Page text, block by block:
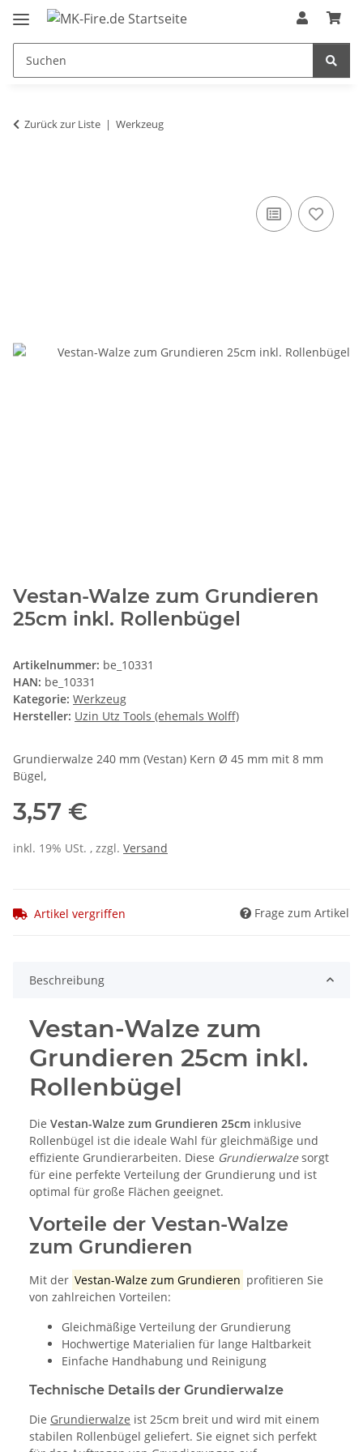
Zurück zur Liste Werkzeug
Vestan-Walze zum Grundieren
25cm inkl. Rollenbügel
Artikelnummer: be_10331
HAN: be_10331
Kategorie: Werkzeug
Hersteller: Uzin Utz Tools (ehemals Wolff)
Grundierwalze 240 mm (Vestan) Kern Ø 45 mm mit 8 mm
Bügel,
3,57 €
inkl. 19% USt. , zzgl. Versand
Artikel vergriffen Frage zum Artikel
Beschreibung
Vestan-Walze zum
Grundieren 25cm inkl.
Rollenbügel
Die Vestan-Walze zum Grundieren 25cm inklusive
Rollenbügel ist die ideale Wahl für gleichmäßige und
effiziente Grundierarbeiten. Diese Grundierwalzesorgt
für eine perfekte Verteilung der Grundierung und ist
optimal für große Flächen geeignet.
Vorteile der Vestan-Walze
zum Grundieren
Mit der Vestan-Walze zum Grundieren profitieren Sie
von zahlreichen Vorteilen:
Gleichmäßige Verteilung der Grundierung
Hochwertige Materialien für lange Haltbarkeit
Einfache Handhabung und Reinigung
Technische Details der Grundierwalze
Die Grundierwalze ist 25cm breit und wird mit einem
stabilen Rollenbügel geliefert. Sie eignet sich perfekt